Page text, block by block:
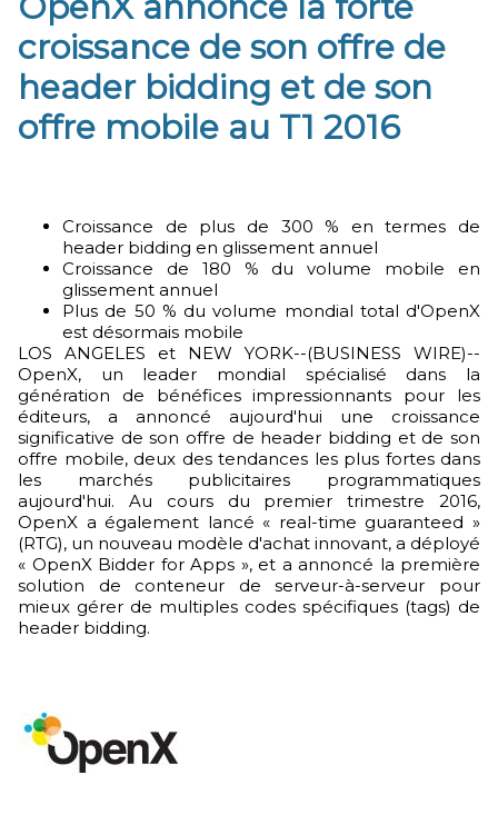
croissance de son offre de
header bidding et de son
offre mobile au T1 2016
Croissance de plus de 300 % en termes de
header bidding en glissement annuel
Croissance de 180 % du volume mobile en
glissement annuel
Plus de 50 % du volume mondial total d'OpenX
est désormais mobile
LOS ANGELES et NEW YORK--(BUSINESS WIRE)--
OpenX, un leader mondial spécialisé dans la
génération de bénéfices impressionnants pour les
éditeurs, a annoncé aujourd'hui une croissance
significative de son offre de header bidding et de son
offre mobile, deux des tendances les plus fortes dans
les marchés publicitaires programmatiques
aujourd'hui. Au cours du premier trimestre 2016,
OpenX a également lancé « real-time guaranteed »
(RTG), un nouveau modèle d'achat innovant, a déployé
« OpenX Bidder for Apps », et a annoncé la première
solution de conteneur de serveur-à-serveur pour
mieux gérer de multiples codes spécifiques (tags) de
header bidding.